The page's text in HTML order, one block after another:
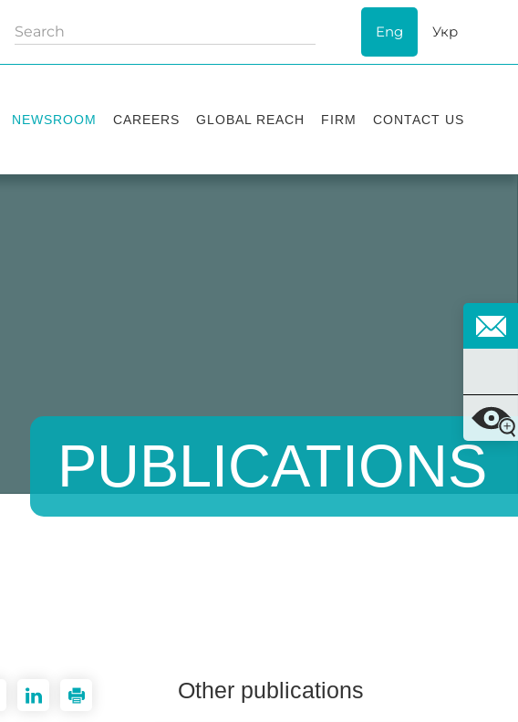
Eng Укр
NEWSROOM CAREERS GLOBAL REACH FIRM CONTACT US
PUBLICATIONS
Other publications